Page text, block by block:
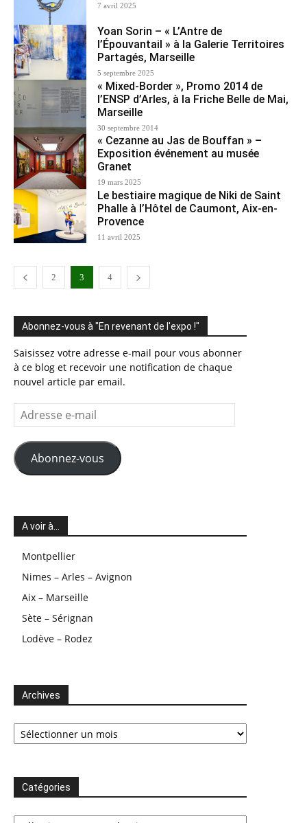
7 avril 2025
Yoan Sorin – « L’Antre de
l’Épouvantail » à la Galerie Territoires
Partagés, Marseille
5 septembre 2025
« Mixed-Border », Promo 2014 de
l’ENSP d’Arles, à la Friche Belle de Mai,
Marseille
30 septembre 2014
« Cezanne au Jas de Bouffan » –
Exposition événement au musée
Granet
19 mars 2025
Le bestiaire magique de Niki de Saint
Phalle à l’Hôtel de Caumont, Aix-en-
Provence
11 avril 2025
2 3 4
Abonnez-vous à "En revenant de l'expo !"
Saisissez votre adresse e-mail pour vous abonner
à ce blog et recevoir une notification de chaque
nouvel article par email.
Adresse
e-
mail
Abonnez-vous
A voir à…
Montpellier
Nimes – Arles – Avignon
Aix – Marseille
Sète – Sérignan
Lodève – Rodez
Archives
Archives
Catégories
Catégories